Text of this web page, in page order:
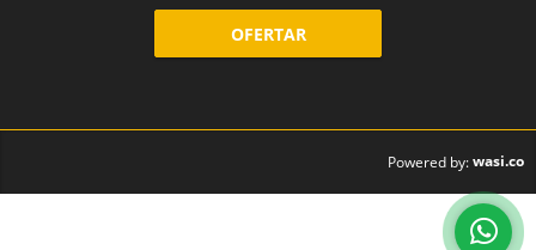
OFERTAR
Powered by:wasi.co